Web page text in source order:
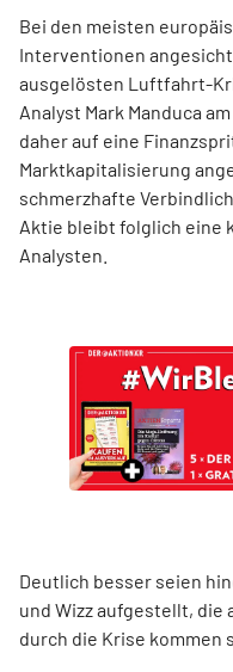
Bei den meisten
Interventionen
ausgelösten Luftfahrt-
Analyst Mark Manduca
daher auf eine
Marktkapitalisierung
schmerzhafte
Aktie bleibt folglich eine
Analysten.
Deutlich besser seien
und Wizz aufgestellt, die
durch die Krise kommen